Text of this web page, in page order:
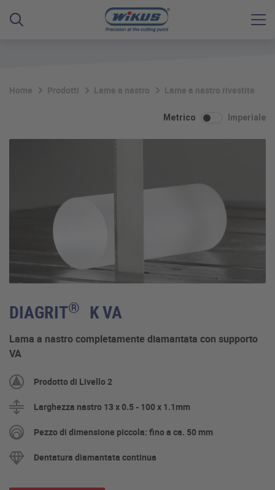
Home Prodotti Lame a nastro Lame a nastro rivestite
Metrico Imperiale
DIAGRIT® K VA
Lama a nastro completamente diamantata con supporto
VA
Prodotto di Livello 2
Larghezza nastro 13 x 0.5 - 100 x 1.1mm
Pezzo di dimensione piccola: fino a ca. 50 mm
Dentatura diamantata continua